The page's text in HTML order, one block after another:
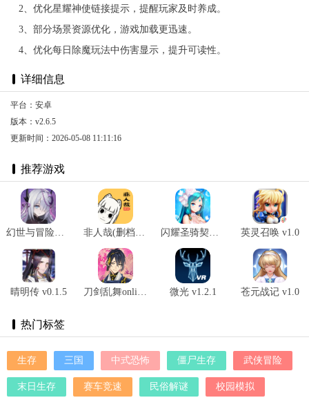
2、优化星耀神使链接提示，提醒玩家及时养成。
3、部分场景资源优化，游戏加载更迅速。
4、优化每日除魔玩法中伤害显示，提升可读性。
详细信息
平台：安卓
版本：v2.6.5
更新时间：2026-05-08 11:11:16
推荐游戏
幻世与冒险国际服 v1.1.484 英灵召唤 v1.0
晴明传 v0.1.5 微光 v1.2.1 苍元战记 v1.0
热门标签
生存 三国 中式恐怖 僵尸生存 武侠冒险
末日生存 赛车竞速 民俗解谜 校园模拟